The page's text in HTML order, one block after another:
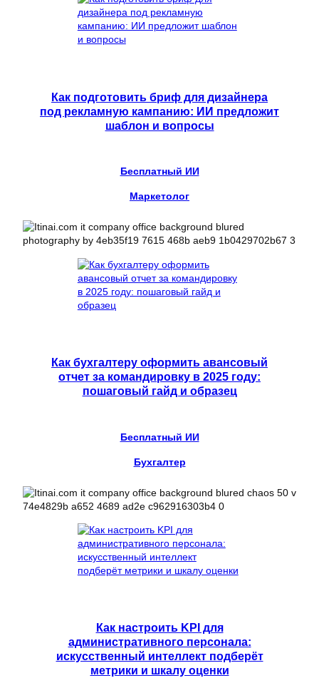
Как подготовить бриф для дизайнера
под рекламную кампанию: ИИ предложит
шаблон и вопросы
Бесплатный ИИ
Маркетолог
Как бухгалтеру оформить авансовый
отчет за командировку в 2025 году:
пошаговый гайд и образец
Бесплатный ИИ
Бухгалтер
Как настроить KPI для
административного персонала:
искусственный интеллект подберёт
метрики и шкалу оценки